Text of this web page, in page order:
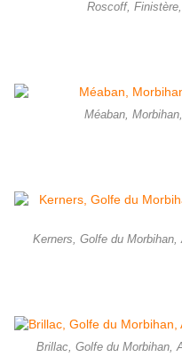
Roscoff,
Méaban,
Kerners, Golfe du
Brillac, Golfe du Morbihan,